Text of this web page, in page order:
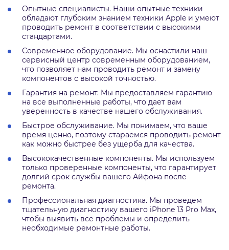
Опытные специалисты. Наши опытные техники
обладают глубоким знанием техники Apple и умеют
проводить ремонт в соответствии с высокими
стандартами.
Современное оборудование. Мы оснастили наш
сервисный центр современным оборудованием,
что позволяет нам проводить ремонт и замену
компонентов с высокой точностью.
Гарантия на ремонт. Мы предоставляем гарантию
на все выполненные работы, что дает вам
уверенность в качестве нашего обслуживания.
Быстрое обслуживание. Мы понимаем, что ваше
время ценно, поэтому стараемся проводить ремонт
как можно быстрее без ущерба для качества.
Высококачественные компоненты. Мы используем
только проверенные компоненты, что гарантирует
долгий срок службы вашего Айфона после
ремонта.
Профессиональная диагностика. Мы проведем
тщательную диагностику вашего iPhone 13 Pro Max,
чтобы выявить все проблемы и определить
необходимые ремонтные работы.